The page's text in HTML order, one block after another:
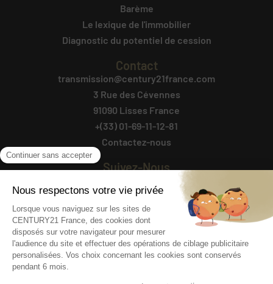
Barème
Le lexique de l'immobilier
Diagnostic du potentiel de cession
Contact
transmission@century21france.com
3 Rue des Cévennes
91090 Lisses France
+(33) 01-69-11-12-81
Contactez-nous
Suivez-Nous
Agencesimmobilieresavendre.fr @ 2025 AGENCES